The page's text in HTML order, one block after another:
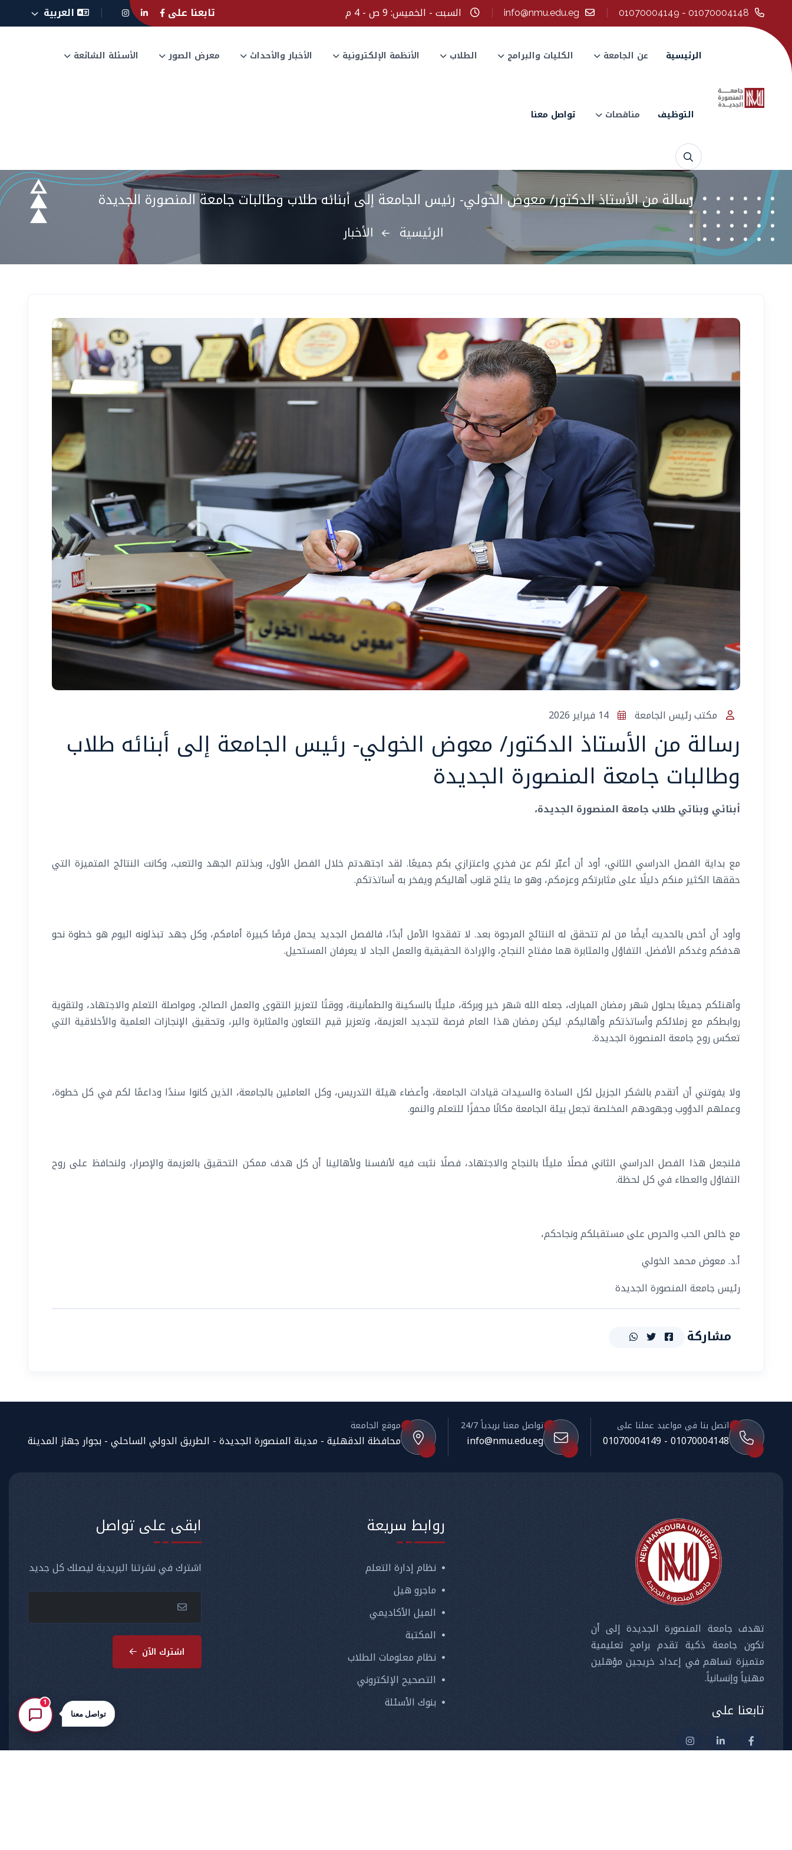
01070004148 - 01070004149
info@nmu.edu.eg السبت - الخميس: 9 ص - 4 م تابعنا على العربية
الرئيسية عن الجامعة الكليات والبرامج الطلاب الأنظمة الإلكترونية الأخبار والأحداث معرض الصور الأسئلة الشائعة
التوظيف مناقصات تواصل معنا
رسالة من الأستاذ الدكتور/ معوض الخولي- رئيس الجامعة إلى أبنائه طلاب وطالبات جامعة المنصورة الجديدة
الرئيسية الأخبار
مكتب رئيس الجامعة
رسالة من الأستاذ الدكتور/ معوض الخولي- رئيس الجامعة إلى أبنائه طلاب
وطالبات جامعة المنصورة الجديدة
أبنائي وبناتي طلاب جامعة المنصورة الجديدة،
مع بداية الفصل الدراسي الثاني، أود أن أعبّر لكم عن فخري واعتزازي بكم جميعًا. لقد اجتهدتم خلال الفصل الأول، وبذلتم الجهد والتعب، وكانت النتائج المتميزة التي
حققها الكثير منكم دليلًا على مثابرتكم وعزمكم، وهو ما يثلج قلوب أهاليكم ويفخر به أساتذتكم.
وأود أن أخص بالحديث أيضًا من لم تتحقق له النتائج المرجوة بعد. لا تفقدوا الأمل أبدًا، فالفصل الجديد يحمل فرصًا كبيرة أمامكم، وكل جهد تبذلونه اليوم هو خطوة نحو
هدفكم وغدكم الأفضل. التفاؤل والمثابرة هما مفتاح النجاح، والإرادة الحقيقية والعمل الجاد لا يعرفان المستحيل.
وأهنئكم جميعًا بحلول شهر رمضان المبارك، جعله الله شهر خير وبركة، مليئًا بالسكينة والطمأنينة، ووقتًا لتعزيز التقوى والعمل الصالح، ومواصلة التعلم والاجتهاد، ولتقوية
روابطكم مع زملائكم وأساتذتكم وأهاليكم. ليكن رمضان هذا العام فرصة لتجديد العزيمة، وتعزيز قيم التعاون والمثابرة والبر، وتحقيق الإنجازات العلمية والأخلاقية التي
تعكس روح جامعة المنصورة الجديدة.
ولا يفوتني أن أتقدم بالشكر الجزيل لكل السادة والسيدات قيادات الجامعة، وأعضاء هيئة التدريس، وكل العاملين بالجامعة، الذين كانوا سندًا وداعمًا لكم في كل خطوة،
وعملهم الدؤوب وجهودهم المخلصة تجعل بيئة الجامعة مكانًا محفزًا للتعلم والنمو.
فلنجعل هذا الفصل الدراسي الثاني فصلًا مليئًا بالنجاح والاجتهاد، فصلًا نثبت فيه لأنفسنا ولأهالينا أن كل هدف ممكن التحقيق بالعزيمة والإصرار، ولنحافظ على روح
التفاؤل والعطاء في كل لحظة.
مع خالص الحب والحرص على مستقبلكم ونجاحكم،
أ.د. معوض محمد الخولي
رئيس جامعة المنصورة الجديدة
مشاركة
اتصل بنا في مواعيد عملنا على
01070004148 - 01070004149
تواصل معنا بريدياً 24/7
info@nmu.edu.eg
موقع الجامعة
محافظة الدقهلية - مدينة المنصورة الجديدة - الطريق الدولي الساحلي - بجوار جهاز المدينة
تهدف جامعة المنصورة الجديدة إلى أن
تكون جامعة ذكية تقدم برامج تعليمية
متميزة تساهم في إعداد خريجين مؤهلين
مهنياً وإنسانياً.
تابعنا على
روابط سريعة
نظام إدارة التعلم
ماجرو هيل
الميل الأكاديمي
المكتبة
نظام معلومات الطلاب
التصحيح الإلكتروني
بنوك الأسئلة
ابقى على تواصل
اشترك في نشرتنا البريدية ليصلك كل جديد
اشترك الآن
تواصل معنا
1
المساعد الذكي (NMU)